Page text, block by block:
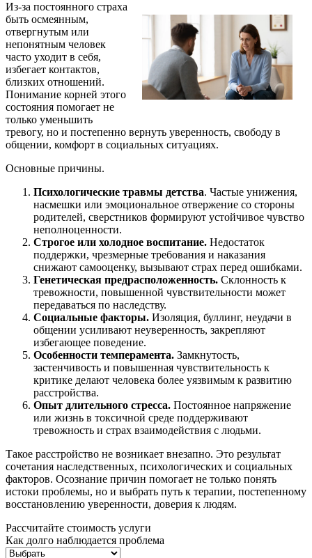
Из-за постоянного страха
быть осмеянным,
отвергнутым или
непонятным человек
часто уходит в себя,
избегает контактов,
близких отношений.
Понимание корней этого
состояния помогает не
только уменьшить
тревогу, но и постепенно вернуть уверенность, свободу в
общении, комфорт в социальных ситуациях.
Основные причины.
Психологические травмы детства. Частые унижения,
насмешки или эмоциональное отвержение со стороны
родителей, сверстников формируют устойчивое чувство
неполноценности.
Строгое или холодное воспитание. Недостаток
поддержки, чрезмерные требования и наказания
снижают самооценку, вызывают страх перед ошибками.
Генетическая предрасположенность. Склонность к
тревожности, повышенной чувствительности может
передаваться по наследству.
Социальные факторы. Изоляция, буллинг, неудачи в
общении усиливают неуверенность, закрепляют
избегающее поведение.
Особенности темперамента. Замкнутость,
застенчивость и повышенная чувствительность к
критике делают человека более уязвимым к развитию
расстройства.
Опыт длительного стресса. Постоянное напряжение
или жизнь в токсичной среде поддерживают
тревожность и страх взаимодействия с людьми.
Такое расстройство не возникает внезапно. Это результат
сочетания наследственных, психологических и социальных
факторов. Осознание причин помогает не только понять
истоки проблемы, но и выбрать путь к терапии, постепенному
восстановлению уверенности, доверия к людям.
Рассчитайте стоимость услуги
Как долго наблюдается проблема